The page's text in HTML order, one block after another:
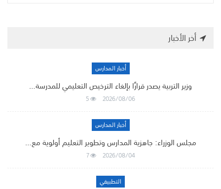
أخر الأخبار
أخبار المدارس
وزير التربية يصدر قرارًا بإلغاء الترخيص التعليمي للمدرسة…
2026/08/06
5
أخبار المدارس
مجلس الوزراء: جاهزية المدارس وتطوير التعليم أولوية مع…
2026/08/04
7
التطبيقي